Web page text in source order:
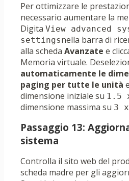
Per ottimizzare le
necessario aumentare la
Digita View advanced
settingsnella barra di
alla scheda Avanzate e
Memoria virtuale.
automaticamente le
paging per tutte le unità
dimensione iniziale su 1.5
dimensione massima su 3
Passaggio 13:
sistema
Controlla il sito web del
scheda madre per gli